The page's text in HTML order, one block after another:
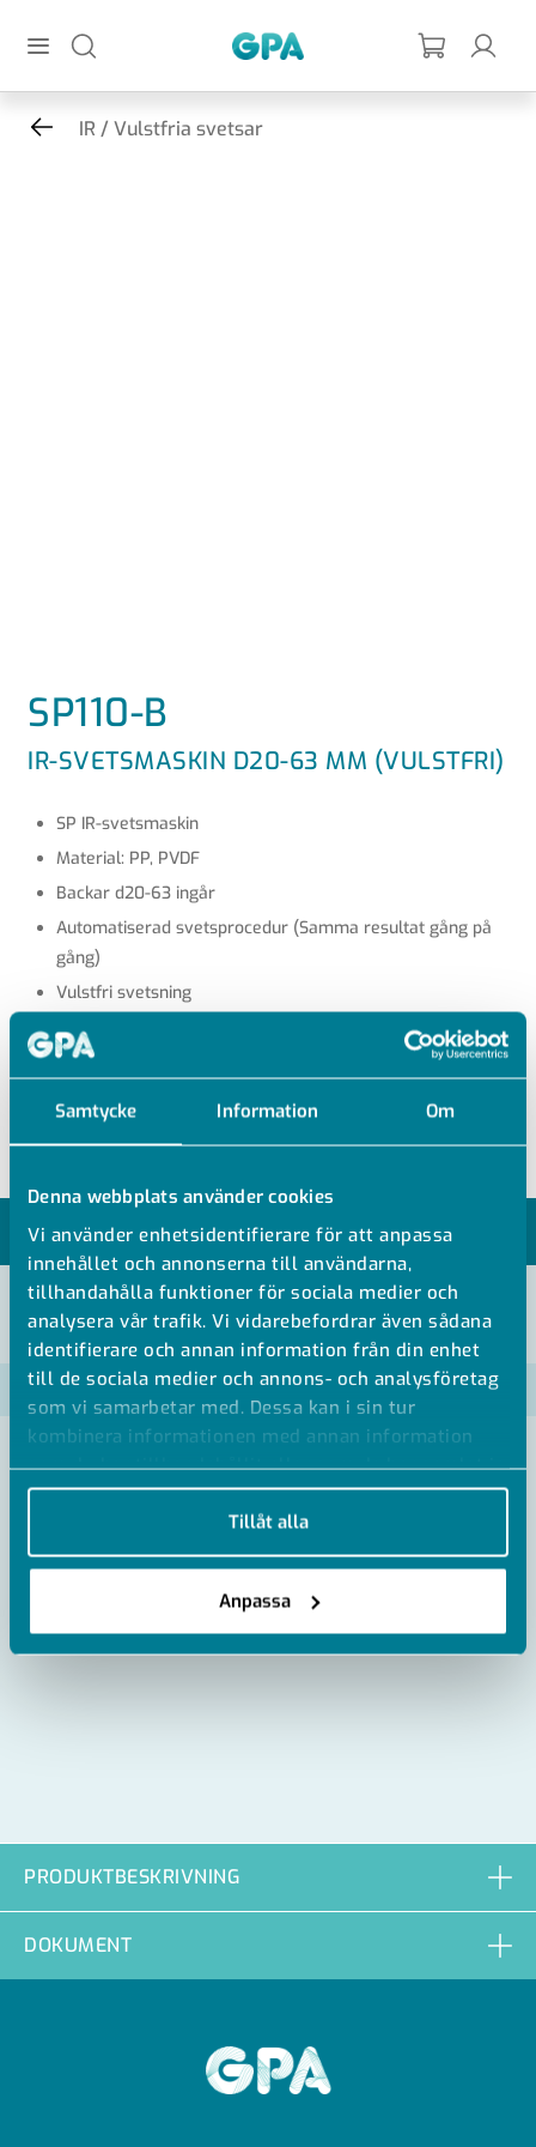
Samtycke Information Om
Denna webbplats använder cookies
Vi använder enhetsidentifierare för att anpassa
innehållet och annonserna till användarna,
tillhandahålla funktioner för sociala medier och
analysera vår trafik. Vi vidarebefordrar även sådana
identifierare och annan information från din enhet
till de sociala medier och annons- och analysföretag
som vi samarbetar med. Dessa kan i sin tur
kombinera informationen med annan information
som du har tillhandahållit eller som de har samlat in
när du har använt deras tjänster.
Tillåt alla
Anpassa
IR / Vulstfria svetsar
SP110-B
IR-SVETSMASKIN D20-63 MM (VULSTFRI)
SP IR-svetsmaskin
Material: PP, PVDF
Backar d20-63 ingår
Automatiserad svetsprocedur (Samma resultat gång på
gång)
Vulstfri svetsning
Renrum
Skrivare (Spårbarhet)
RFID (För att identifiera användaren)
MODELLER
VISA ALLA MÅTT +
Artikelnummer RSK
SP110-B
PRODUKTBESKRIVNING
DOKUMENT